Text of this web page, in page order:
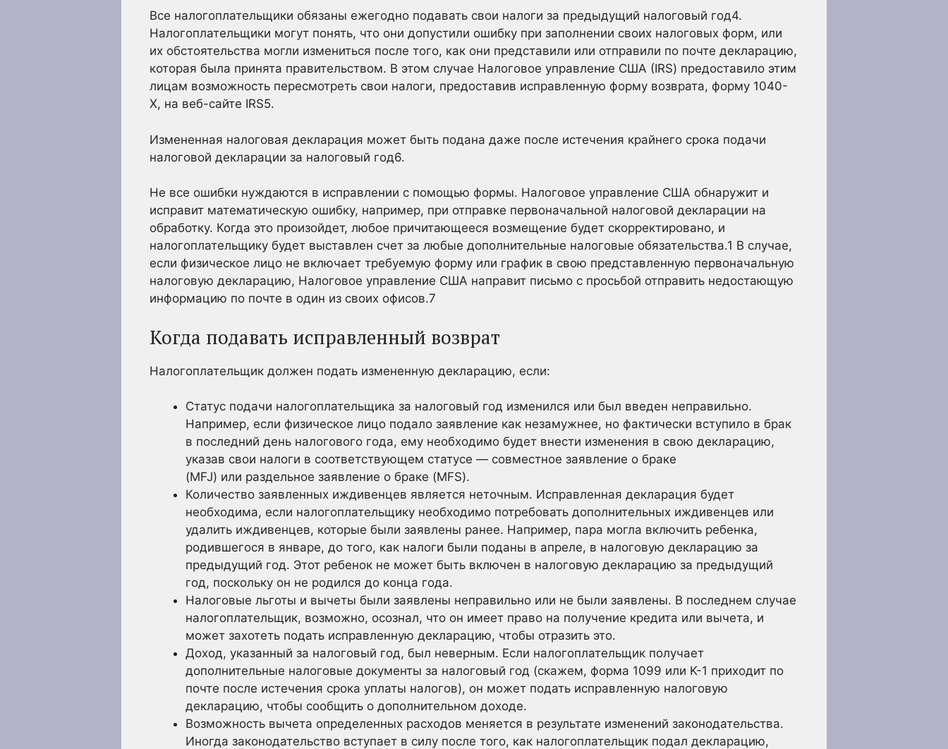
Все налогоплательщики обязаны ежегодно подавать свои налоги за предыдущий налоговый год4.
Налогоплательщики могут понять, что они допустили ошибку при заполнении своих налоговых форм, или
их обстоятельства могли измениться после того, как они представили или отправили по почте декларацию,
которая была принята правительством. В этом случае Налоговое управление США (IRS) предоставило этим
лицам возможность пересмотреть свои налоги, предоставив исправленную форму возврата, форму 1040-
X, на веб-сайте IRS5.
Измененная налоговая декларация может быть подана даже после истечения крайнего срока подачи
налоговой декларации за налоговый год6.
Не все ошибки нуждаются в исправлении с помощью формы. Налоговое управление США обнаружит и
исправит математическую ошибку, например, при отправке первоначальной налоговой декларации на
обработку. Когда это произойдет, любое причитающееся возмещение будет скорректировано, и
налогоплательщику будет выставлен счет за любые дополнительные налоговые обязательства.1 В случае,
если физическое лицо не включает требуемую форму или график в свою представленную первоначальную
налоговую декларацию, Налоговое управление США направит письмо с просьбой отправить недостающую
информацию по почте в один из своих офисов.7
Когда подавать исправленный возврат
Налогоплательщик должен подать измененную декларацию, если:
Статус подачи налогоплательщика за налоговый год изменился или был введен неправильно.
Например, если физическое лицо подало заявление как незамужнее, но фактически вступило в брак
в последний день налогового года, ему необходимо будет внести изменения в свою декларацию,
указав свои налоги в соответствующем статусе — совместное заявление о браке
(MFJ) или раздельное заявление о браке (MFS).
Количество заявленных иждивенцев является неточным. Исправленная декларация будет
необходима, если налогоплательщику необходимо потребовать дополнительных иждивенцев или
удалить иждивенцев, которые были заявлены ранее. Например, пара могла включить ребенка,
родившегося в январе, до того, как налоги были поданы в апреле, в налоговую декларацию за
предыдущий год. Этот ребенок не может быть включен в налоговую декларацию за предыдущий
год, поскольку он не родился до конца года.
Налоговые льготы и вычеты были заявлены неправильно или не были заявлены. В последнем случае
налогоплательщик, возможно, осознал, что он имеет право на получение кредита или вычета, и
может захотеть подать исправленную декларацию, чтобы отразить это.
Доход, указанный за налоговый год, был неверным. Если налогоплательщик получает
дополнительные налоговые документы за налоговый год (скажем, форма 1099 или K-1 приходит по
почте после истечения срока уплаты налогов), он может подать исправленную налоговую
декларацию, чтобы сообщить о дополнительном доходе.
Возможность вычета определенных расходов меняется в результате изменений законодательства.
Иногда законодательство вступает в силу после того, как налогоплательщик подал декларацию,